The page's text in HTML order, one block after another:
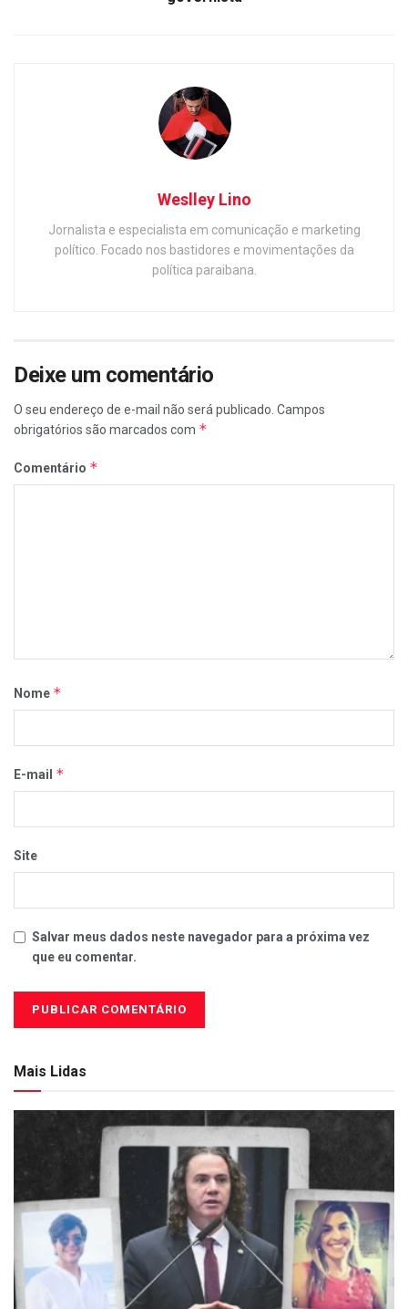
Weslley Lino
Jornalista e especialista em comunicação e marketing
político. Focado nos bastidores e movimentações da
política paraibana.
Deixe um comentário
O seu endereço de e-mail não será publicado. Campos
obrigatórios são marcados com *
Comentário *
Nome *
E-mail *
Site
Salvar meus dados neste navegador para a próxima vez
que eu comentar.
Mais Lidas